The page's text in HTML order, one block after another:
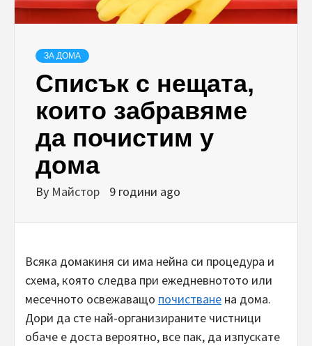
ЗА ДОМА
Списък с нещата,
които забравяме
да почистим у
дома
By Майстор 9 години ago
Всяка домакиня си има нейна си процедура и
схема, която следва при ежедневнотото или
месечното освежаващо почистване на дома.
Дори да сте най-организираните чистници
обаче е доста вероятно, все пак, да изпускате